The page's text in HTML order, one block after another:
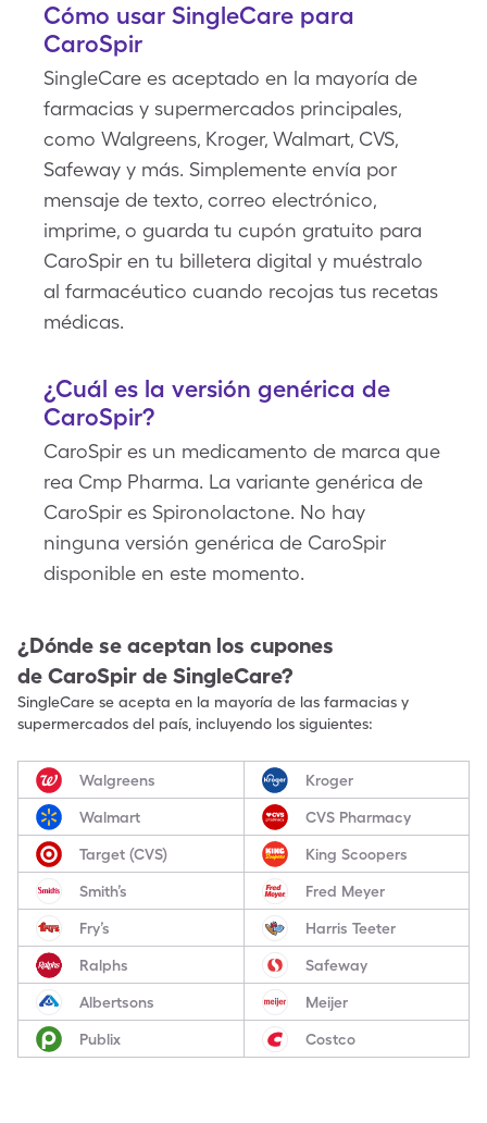
Cómo usar SingleCare para
CaroSpir
SingleCare es aceptado en la mayoría de
farmacias y supermercados principales,
como Walgreens, Kroger, Walmart, CVS,
Safeway y más. Simplemente envía por
mensaje de texto, correo electrónico,
imprime, o guarda tu cupón gratuito para
CaroSpir en tu billetera digital y muéstralo
al farmacéutico cuando recojas tus recetas
médicas.
¿Cuál es la versión genérica de
CaroSpir?
CaroSpir es un medicamento de marca que
rea Cmp Pharma. La variante genérica de
CaroSpir es Spironolactone. No hay
ninguna versión genérica de CaroSpir
disponible en este momento.
¿Dónde se aceptan los cupones
de CaroSpir de SingleCare?
SingleCare se acepta en la mayoría de las farmacias y
supermercados del país, incluyendo los siguientes:
Walgreens Kroger
Walmart CVS Pharmacy
Target (CVS) King Scoopers
Smith’s Fred Meyer
Fry’s Harris Teeter
Ralphs Safeway
Albertsons Meijer
Publix Costco